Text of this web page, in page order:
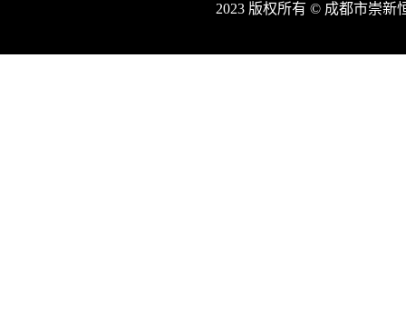
2023 版权所有 © 成都市崇